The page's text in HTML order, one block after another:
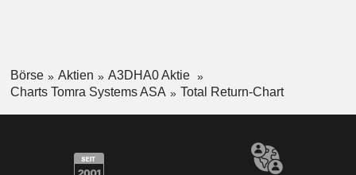
Börse Aktien
A3DHA0 Aktie
Charts Tomra Systems ASA
Total Return-Chart